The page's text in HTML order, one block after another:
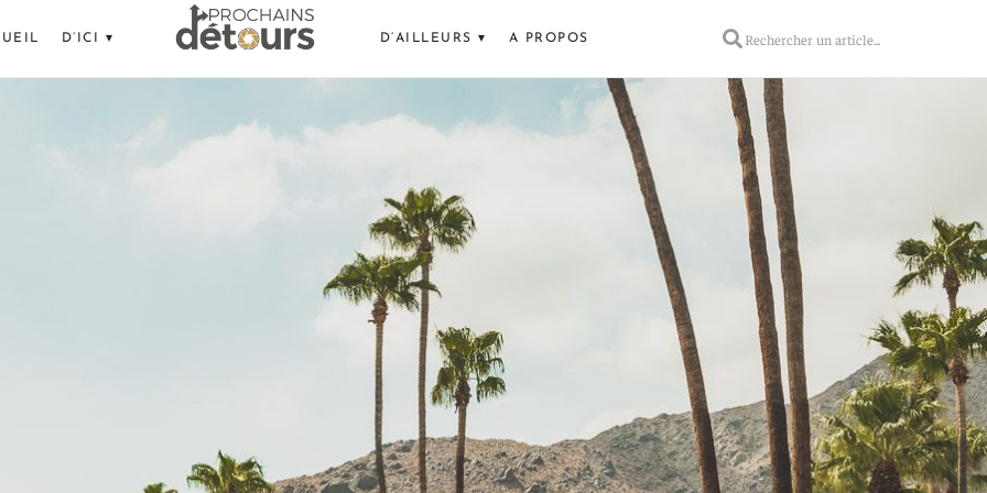
D’ICI ▾ D’AILLEURS ▾ A PROPOS